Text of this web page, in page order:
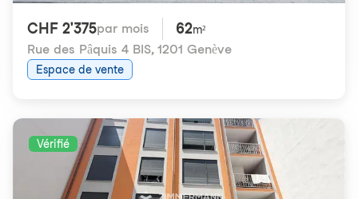
CHF 2'375par mois 62m²
Rue des Pâquis 4 BIS, 1201 Genève
Espace de vente
Vérifié